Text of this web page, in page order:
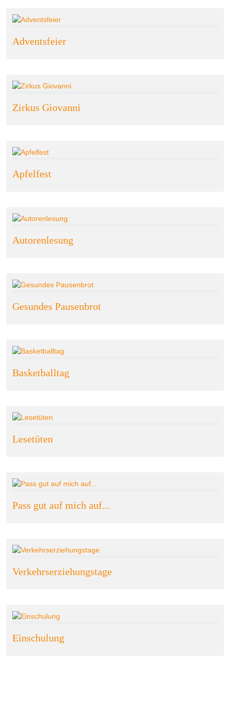
Adventsfeier
Zirkus Giovanni
Apfelfest
Autorenlesung
Gesundes Pausenbrot
Basketballtag
Lesetüten
Pass gut auf mich auf...
Verkehrserziehungstage
Einschulung